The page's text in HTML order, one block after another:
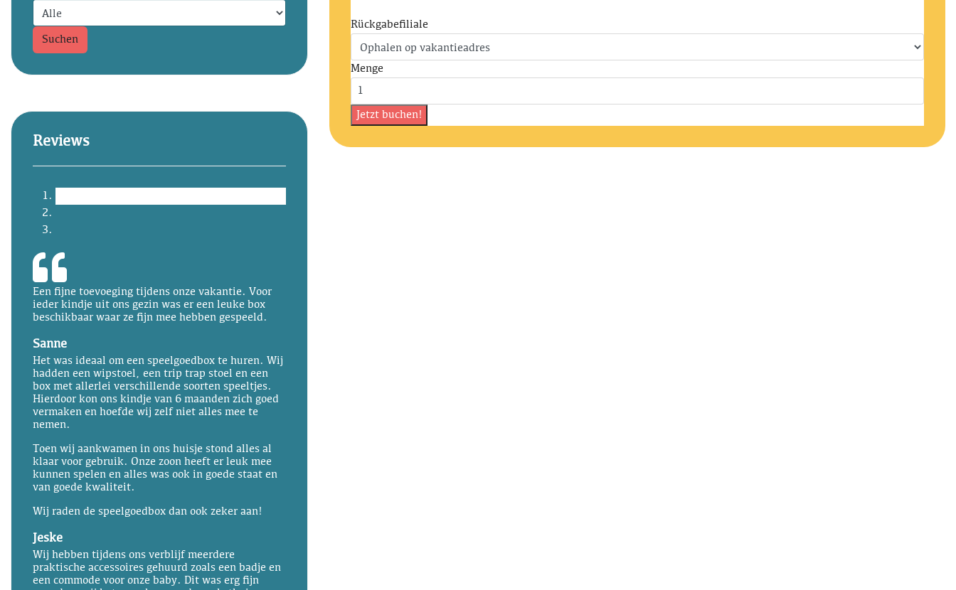
Suchen
Reviews
Een fijne toevoeging tijdens onze vakantie. Voor
ieder kindje uit ons gezin was er een leuke box
beschikbaar waar ze fijn mee hebben gespeeld.
Sanne
Het was ideaal om een speelgoedbox te huren. Wij
hadden een wipstoel, een trip trap stoel en een
box met allerlei verschillende soorten speeltjes.
Hierdoor kon ons kindje van 6 maanden zich goed
vermaken en hoefde wij zelf niet alles mee te
nemen.
Toen wij aankwamen in ons huisje stond alles al
klaar voor gebruik. Onze zoon heeft er leuk mee
kunnen spelen en alles was ook in goede staat en
van goede kwaliteit.
Wij raden de speelgoedbox dan ook zeker aan!
Jeske
Wij hebben tijdens ons verblijf meerdere
praktische accessoires gehuurd zoals een badje en
een commode voor onze baby. Dit was erg fijn
Rückgabefiliale
Menge